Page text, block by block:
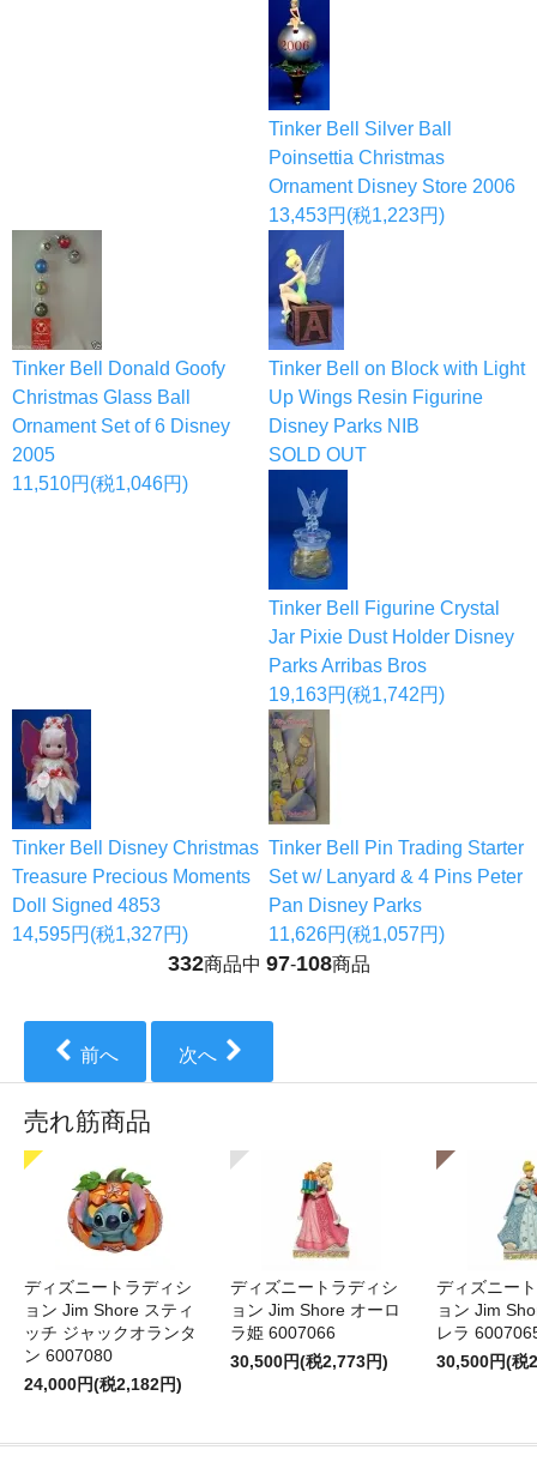
Tinker Bell Silver Ball
Poinsettia Christmas
Ornament Disney Store 2006
13,453円(税1,223円)
Tinker Bell Donald Goofy
Christmas Glass Ball
Ornament Set of 6 Disney
2005
11,510円(税1,046円)
Tinker Bell on Block with Light
Up Wings Resin Figurine
Disney Parks NIB
SOLD OUT
Tinker Bell Figurine Crystal
Jar Pixie Dust Holder Disney
Parks Arribas Bros
19,163円(税1,742円)
Tinker Bell Disney Christmas
Treasure Precious Moments
Doll Signed 4853
14,595円(税1,327円)
Tinker Bell Pin Trading Starter
Set w/ Lanyard & 4 Pins Peter
Pan Disney Parks
11,626円(税1,057円)
332商品中 97-108商品
前へ 次へ
売れ筋商品
ディズニートラディシ
ョン Jim Shore スティ
ッチ ジャックオランタ
ン 6007080
24,000円(税2,182円)
ディズニートラディシ
ョン Jim Shore オーロ
ラ姫 6007066
30,500円(税2,773円)
ディズニー
ョン Jim
レラ
30,500円(税